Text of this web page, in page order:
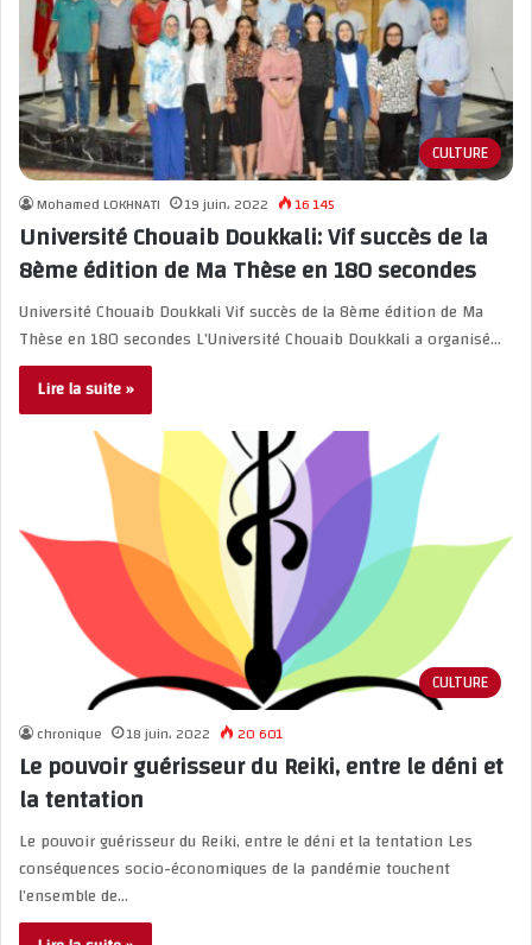
CULTURE
Mohamed LOKHNATI 19 juin، 2022 16 145
Université Chouaib Doukkali: Vif succès de la
8ème édition de Ma Thèse en 180 secondes
Université Chouaib Doukkali Vif succès de la 8ème édition de Ma
Thèse en 180 secondes L’Université Chouaib Doukkali a organisé…
Lire la suite »
CULTURE
chronique 18 juin، 2022 20 601
Le pouvoir guérisseur du Reiki, entre le déni et
la tentation
Le pouvoir guérisseur du Reiki, entre le déni et la tentation Les
conséquences socio-économiques de la pandémie touchent
l’ensemble de…